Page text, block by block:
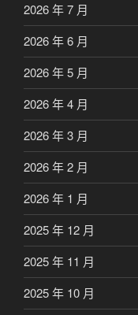
2026 年 7 月
2026 年 6 月
2026 年 5 月
2026 年 4 月
2026 年 3 月
2026 年 2 月
2026 年 1 月
2025 年 12 月
2025 年 11 月
2025 年 10 月